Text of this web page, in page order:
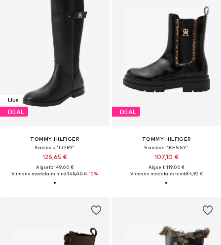
Uus
DEAL
TOMMY HILFIGER
Saabas 'LORY'
126,65 €
Algselt: 149,00 €
Viimane madalaim hind:145,00 €-12%
DEAL
TOMMY HILFIGER
Saabas 'KESSY'
107,10 €
Algselt: 119,00 €
Viimane madalaim hind:84,92 €